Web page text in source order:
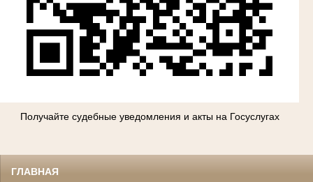
Получайте судебные уведомления и акты на Госуслугах
ГЛАВНАЯ